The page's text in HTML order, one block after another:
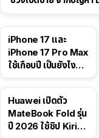
iPhone 17 และ
iPhone 17 Pro Max
ใช้เกือบปี เป็นยังไง
Huawei เปิดตัว
MateBook Fold รุ่น
ปี 2026 ใช้ชิป Kirin